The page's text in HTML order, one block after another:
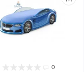
0